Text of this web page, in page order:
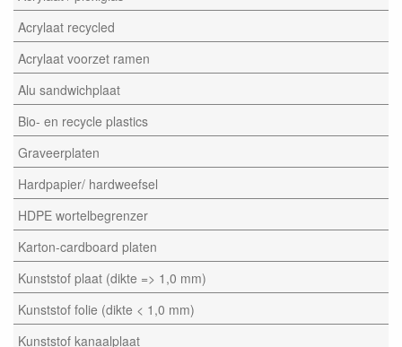
Acrylaat recycled
Acrylaat voorzet ramen
Alu sandwichplaat
Bio- en recycle plastics
Graveerplaten
Hardpapier/ hardweefsel
HDPE wortelbegrenzer
Karton-cardboard platen
Kunststof plaat (dikte => 1,0 mm)
Kunststof folie (dikte < 1,0 mm)
Kunststof kanaalplaat